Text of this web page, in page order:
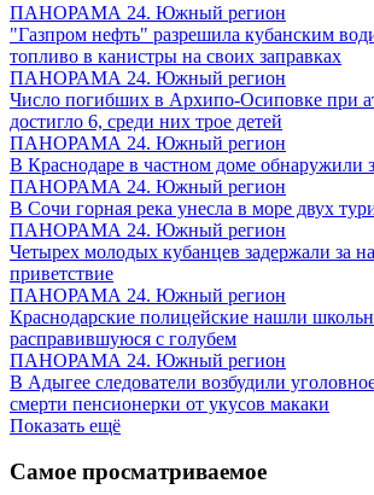
ПАНОРАМА 24. Южный регион
"Газпром нефть" разрешила кубанским
топливо в канистры на своих заправках
ПАНОРАМА 24. Южный регион
Число погибших в Архипо-Осиповке при
достигло 6, среди них трое детей
ПАНОРАМА 24. Южный регион
В Краснодаре в частном доме
ПАНОРАМА 24. Южный регион
В Сочи горная река унесла в море двух
ПАНОРАМА 24. Южный регион
Четырех молодых кубанцев задержали за
приветствие
ПАНОРАМА 24. Южный регион
Краснодарские полицейские нашли
расправившуюся с голубем
ПАНОРАМА 24. Южный регион
В Адыгее следователи возбудили
смерти пенсионерки от укусов макаки
Показать ещё
Самое просматриваемое